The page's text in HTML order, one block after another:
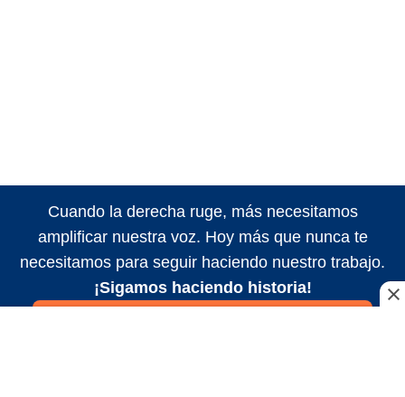
Cuando la derecha ruge, más necesitamos
amplificar nuestra voz. Hoy más que nunca te
necesitamos para seguir haciendo nuestro trabajo.
¡Sigamos haciendo historia!